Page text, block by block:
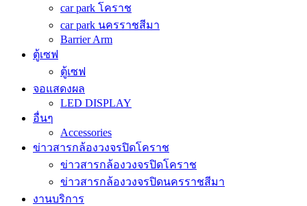
car park โคราช
car park นครราชสีมา
Barrier Arm
ตู้เซฟ
ตู้เซฟ
จอแสดงผล
LED DISPLAY
อื่นๆ
Accessories
ข่าวสารกล้องวงจรปิดโคราช
ข่าวสารกล้องวงจรปิดโคราช
ข่าวสารกล้องวงจรปิดนครราชสีมา
งานบริการ